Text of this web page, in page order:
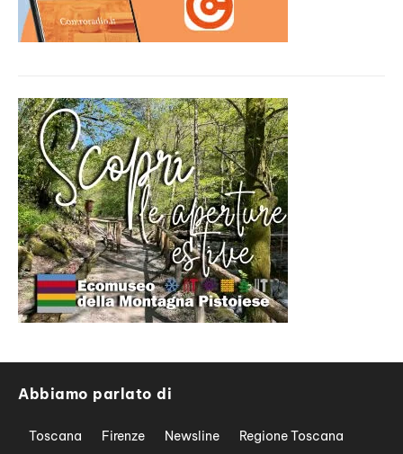
Abbiamo parlato di
Toscana Firenze Newsline
Regione Toscana